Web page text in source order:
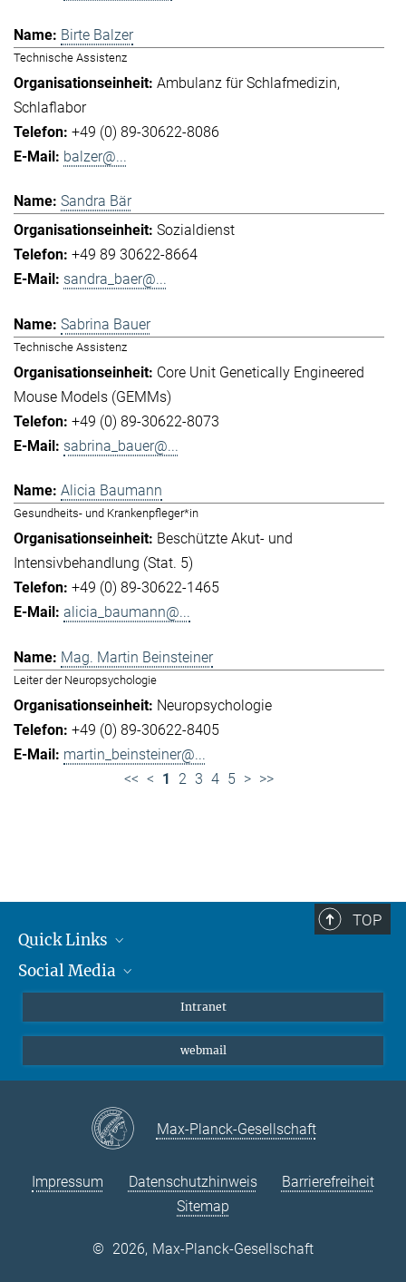
Birte Balzer
Technische Assistenz
Ambulanz für Schlafmedizin
Schlaflabor
+49 (0) 89-30622-8086
balzer@...
Sandra Bär
Sozialdienst
+49 89 30622-8664
sandra_baer@...
Sabrina Bauer
Technische Assistenz
Core Unit Genetically Engineered
Mouse Models (GEMMs)
+49 (0) 89-30622-8073
sabrina_bauer@...
Alicia Baumann
Gesundheits- und Krankenpfleger*in
Beschützte Akut- und
Intensivbehandlung (Stat. 5)
+49 (0) 89-30622-1465
alicia_baumann@...
Mag. Martin Beinsteiner
Leiter der Neuropsychologie
Neuropsychologie
+49 (0) 89-30622-8405
martin_beinsteiner@...
<< < 1 2 3 4 5 > >>
TOP
Quick Links
Student*innen/Wissenschaftler*innen
Social Media
Bluesky
YouTube
Intranet
webmail
Max-Planck-Gesellschaft
Impressum Datenschutzhinweis
Barrierefreiheit
Sitemap
© 2026, Max-Planck-Gesellschaft